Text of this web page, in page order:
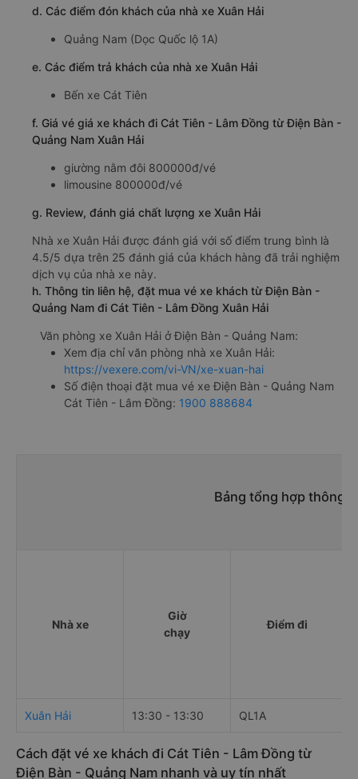
d. Các điểm đón khách của nhà xe Xuân Hải
Quảng Nam (Dọc Quốc lộ 1A)
e. Các điểm trả khách của nhà xe Xuân Hải
Bến xe Cát Tiên
f. Giá vé giá xe khách đi Cát Tiên - Lâm Đồng từ Điện Bàn -
Quảng Nam Xuân Hải
giường nằm đôi 800000đ/vé
limousine 800000đ/vé
g. Review, đánh giá chất lượng xe Xuân Hải
Nhà xe Xuân Hải được đánh giá với số điểm trung bình là
4.5/5 dựa trên 25 đánh giá của khách hàng đã trải nghiệm
dịch vụ của nhà xe này.
h. Thông tin liên hệ, đặt mua vé xe khách từ Điện Bàn -
Quảng Nam đi Cát Tiên - Lâm Đồng Xuân Hải
Văn phòng xe Xuân Hải ở Điện Bàn - Quảng Nam:
Xem địa chỉ văn phòng nhà xe Xuân Hải:
https://vexere.com/vi-VN/xe-xuan-hai
Số điện thoại đặt mua vé xe Điện Bàn - Quảng Nam
Cát Tiên - Lâm Đồng: 1900 888684
Bảng tổng hợp thông
Nhà xe
Giờ
chạy
Điểm đi
Xuân Hải 13:30 - 13:30 QL1A
Cách đặt vé xe khách đi Cát Tiên - Lâm Đồng từ
Điện Bàn - Quảng Nam nhanh và uy tín nhất